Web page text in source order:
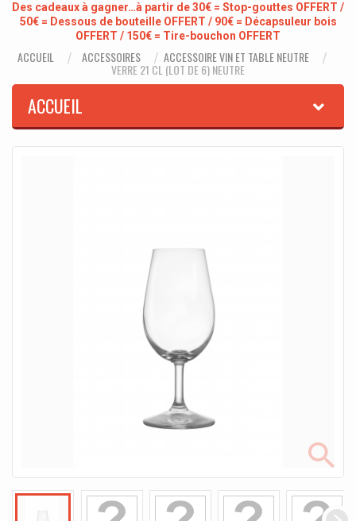
Des cadeaux à gagner…à partir de 30€ = Stop-gouttes OFFERT /
50€ = Dessous de bouteille OFFERT / 90€ = Décapsuleur bois
OFFERT / 150€ = Tire-bouchon OFFERT
ACCUEIL ACCESSOIRES ACCESSOIRE VIN ET TABLE NEUTRE
VERRE 21 CL (LOT DE 6) NEUTRE
ACCUEIL